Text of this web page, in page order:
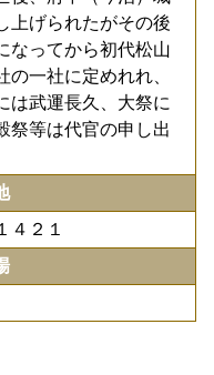
上げられたがその後
なってから初代松山
一社に定めれれ、
は武運長久、大祭に
祭等は代官の申し出
４２１